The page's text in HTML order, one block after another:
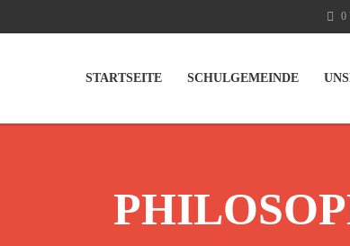
0
STARTSEITE SCHULGEMEINDE